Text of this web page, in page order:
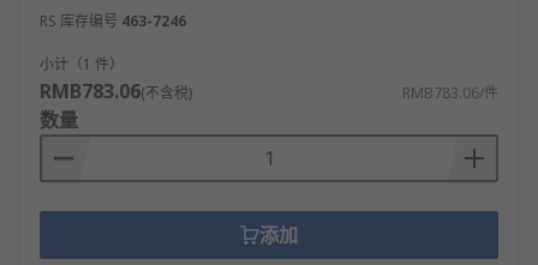
RS 库存编号 463-7246
小计（1 件）
RMB783.06(不含税) RMB783.06/件
数量
添加